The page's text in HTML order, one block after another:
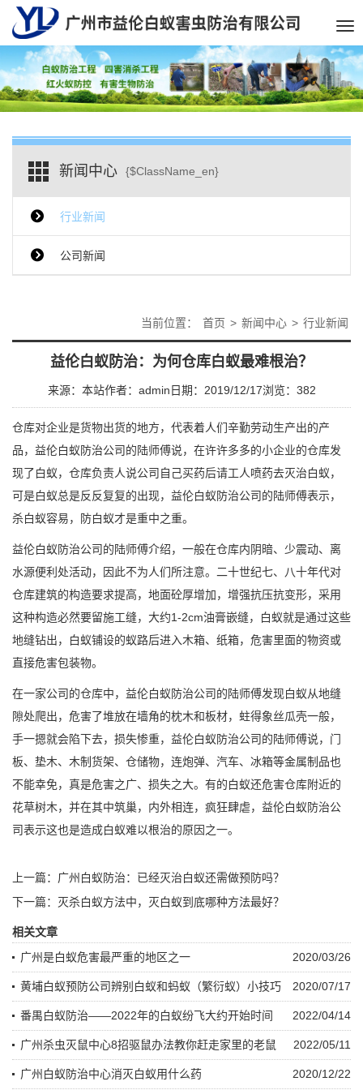
新闻中心 {$ClassName_en}
行业新闻
公司新闻
当前位置： 首页 > 新闻中心 > 行业新闻
益伦白蚁防治：为何仓库白蚁最难根治？
来源：本站作者：admin 日期：2019/12/17浏览： 382
仓库对企业是货物出货的地方，代表着人们辛勤劳动生产出的产
品， 益伦白蚁防治公司的陆师傅说，在许许多多的小企业的仓库发
现了白蚁，仓库负责人说公司自己买药后请工人喷药去灭治白蚁，
可是白蚁总是反反复复的出现，益伦白蚁防治公司的陆师傅表示，
杀白蚁容易，防白蚁才是重中之重。
益伦白蚁防治公司的陆师傅介绍，一般在仓库内阴暗、 少震动、 离
水源便利 处活动，因此不为人们所注意。二十世纪七、八十年代对
仓库建筑的构造要求提高，地面砼厚增加，增强抗压抗变形，采用
这种构造必然要留施工缝，大约1-2cm油膏嵌缝，白蚁就是通过这些
地缝钻出，
白蚁铺设的蚁路后进入木箱、纸箱，危害里面的物资或
直接危害包装物。
在一家公司的仓库中，益伦白蚁防治公司的陆师傅发现白蚁从地缝
隙处爬出，危害了堆放在墙角的枕木和板材，蛀得象丝瓜壳一般，
手一摁就会陷下去， 损失惨重，益伦白蚁防治公司的陆师傅说，门
板、垫木、木制货架、仓储物，连炮弹、汽车、冰箱等金属制品也
不能幸免，真是危害之广、损失之大。有的白蚁还危害仓库附近的
花草树木，并在其中筑巢，内外相连，疯狂肆虐，益伦白蚁防治公
司表示这也是造成白蚁难以根治的原因之一。
上一篇： 广州白蚁防治：已经灭治白蚁还需做预防吗？
下一篇： 灭杀白蚁方法中，灭白蚁到底哪种方法最好？
相关文章
2020/03/26
广州是白蚁危害最严重的地区之一
2020/07/17
黄埔白蚁预防公司辨别白蚁和蚂蚁（繁衍蚁）小技巧
2022/04/14
番禺白蚁防治——2022年的白蚁纷飞大约开始时间
2022/05/11
广州杀虫灭鼠中心8招驱鼠办法教你赶走家里的老鼠
2020/12/22
广州白蚁防治中心消灭白蚁用什么药